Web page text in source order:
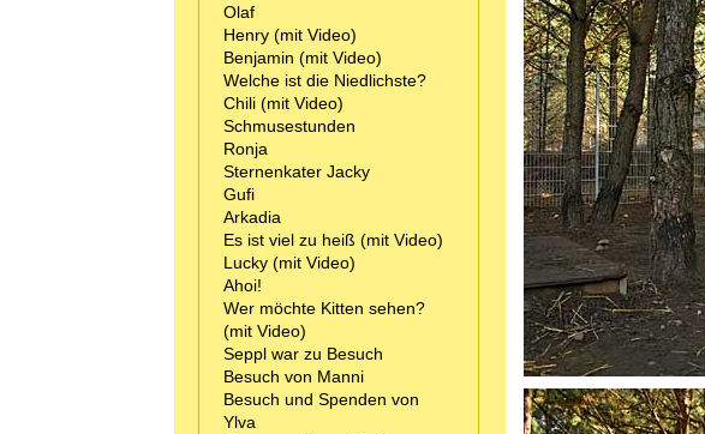
Olaf
Henry (mit Video)
Benjamin (mit Video)
Welche ist die Niedlichste?
Chili (mit Video)
Schmusestunden
Ronja
Sternenkater Jacky
Gufi
Arkadia
Es ist viel zu heiß (mit Video)
Lucky (mit Video)
Ahoi!
Wer möchte Kitten sehen?
(mit Video)
Seppl war zu Besuch
Besuch von Manni
Besuch und Spenden von
Ylva